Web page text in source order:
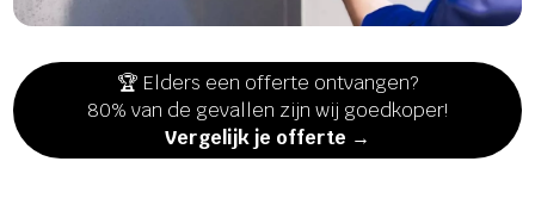
🏆 Elders een offerte ontvangen?
80% van de gevallen zijn wij goedkoper!
Vergelijk je offerte →